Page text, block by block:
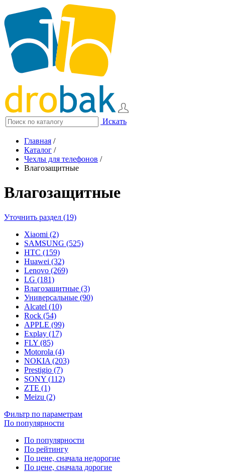
Искать
Главная /
Каталог /
Чехлы для телефонов /
Влагозащитные
Влагозащитные
Уточнить раздел (19)
Xiaomi (2)
SAMSUNG (525)
HTC (159)
Huawei (32)
Lenovo (269)
LG (181)
Влагозащитные (3)
Универсальные (90)
Alcatel (10)
Rock (54)
APPLE (99)
Explay (17)
FLY (85)
Motorola (4)
NOKIA (203)
Prestigio (7)
SONY (112)
ZTE (1)
Meizu (2)
Фильтр по параметрам
По популярности
По популярности
По рейтингу
По цене, сначала недорогие
По цене, сначала дорогие